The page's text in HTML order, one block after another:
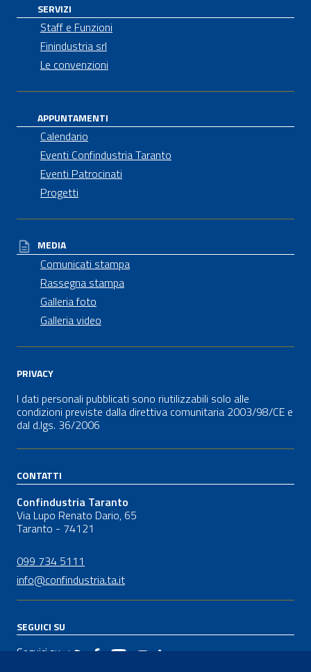
SERVIZI
Staff e Funzioni
Finindustria srl
Le convenzioni
APPUNTAMENTI
Calendario
Eventi Confindustria Taranto
Eventi Patrocinati
Progetti
MEDIA
Comunicati stampa
Rassegna stampa
Galleria foto
Galleria video
PRIVACY
I dati personali pubblicati sono riutilizzabili solo alle
condizioni previste dalla direttiva comunitaria 2003/98/CE e
dal d.lgs. 36/2006
CONTATTI
Confindustria Taranto
Via Lupo Renato Dario, 65
Taranto - 74121
099 734 5111
info@confindustria.ta.it
SEGUICI SU
Seguici su